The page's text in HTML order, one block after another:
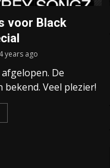
voor Black
years ago
De
bekend. Veel plezier!